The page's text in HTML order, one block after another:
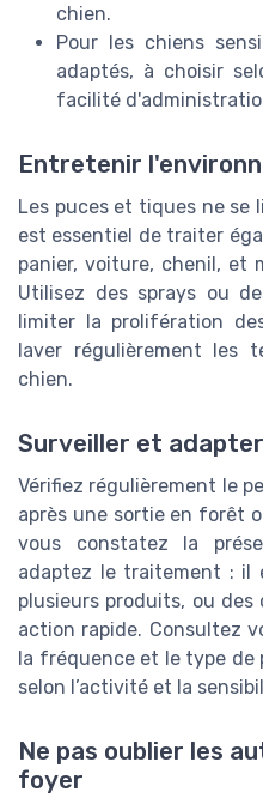
chien.
Pour les chiens
adaptés, à choisir
facilité
Entretenir
Les puces et tiques ne se
est essentiel de traiter
panier, voiture, chenil, et
Utilisez des sprays ou
limiter la prolifération
laver régulièrement les
chien.
Surveiller et
Vérifiez régulièrement le
après une sortie en forêt
vous constatez la
adaptez le traitement : il
plusieurs produits, ou des
action rapide. Consultez
la fréquence et le type
selon l’activité et la
Ne pas oublier les
foyer